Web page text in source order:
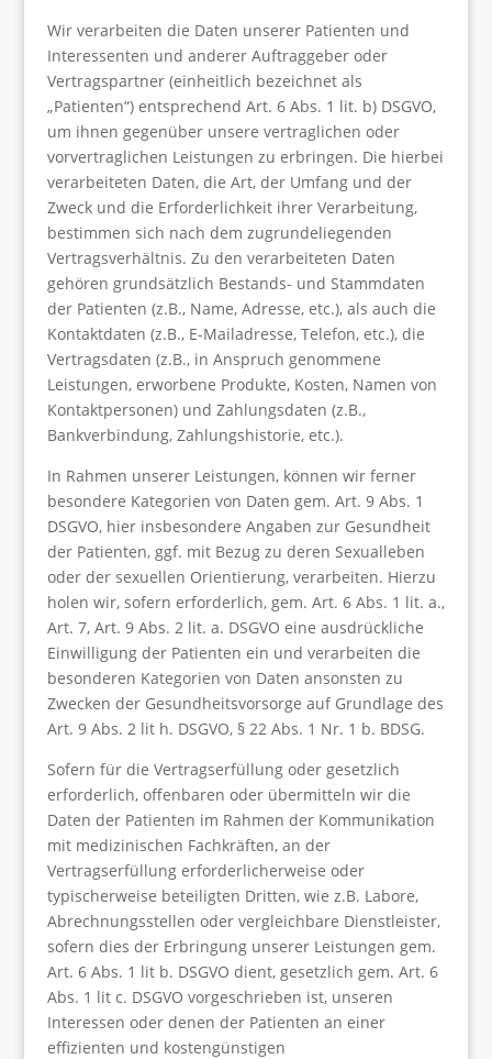
Wir verarbeiten die Daten unserer Patienten und
Interessenten und anderer Auftraggeber oder
Vertragspartner (einheitlich bezeichnet als
„Patienten“) entsprechend Art. 6 Abs. 1 lit. b) DSGVO,
um ihnen gegenüber unsere vertraglichen oder
vorvertraglichen Leistungen zu erbringen. Die hierbei
verarbeiteten Daten, die Art, der Umfang und der
Zweck und die Erforderlichkeit ihrer Verarbeitung,
bestimmen sich nach dem zugrundeliegenden
Vertragsverhältnis. Zu den verarbeiteten Daten
gehören grundsätzlich Bestands- und Stammdaten
der Patienten (z.B., Name, Adresse, etc.), als auch die
Kontaktdaten (z.B., E-Mailadresse, Telefon, etc.), die
Vertragsdaten (z.B., in Anspruch genommene
Leistungen, erworbene Produkte, Kosten, Namen von
Kontaktpersonen) und Zahlungsdaten (z.B.,
Bankverbindung, Zahlungshistorie, etc.).
In Rahmen unserer Leistungen, können wir ferner
besondere Kategorien von Daten gem. Art. 9 Abs. 1
DSGVO, hier insbesondere Angaben zur Gesundheit
der Patienten, ggf. mit Bezug zu deren Sexualleben
oder der sexuellen Orientierung, verarbeiten. Hierzu
holen wir, sofern erforderlich, gem. Art. 6 Abs. 1 lit. a.,
Art. 7, Art. 9 Abs. 2 lit. a. DSGVO eine ausdrückliche
Einwilligung der Patienten ein und verarbeiten die
besonderen Kategorien von Daten ansonsten zu
Zwecken der Gesundheitsvorsorge auf Grundlage des
Art. 9 Abs. 2 lit h. DSGVO, § 22 Abs. 1 Nr. 1 b. BDSG.
Sofern für die Vertragserfüllung oder gesetzlich
erforderlich, offenbaren oder übermitteln wir die
Daten der Patienten im Rahmen der Kommunikation
mit medizinischen Fachkräften, an der
Vertragserfüllung erforderlicherweise oder
typischerweise beteiligten Dritten, wie z.B. Labore,
Abrechnungsstellen oder vergleichbare Dienstleister,
sofern dies der Erbringung unserer Leistungen gem.
Art. 6 Abs. 1 lit b. DSGVO dient, gesetzlich gem. Art. 6
Abs. 1 lit c. DSGVO vorgeschrieben ist, unseren
Interessen oder denen der Patienten an einer
effizienten und kostengünstigen